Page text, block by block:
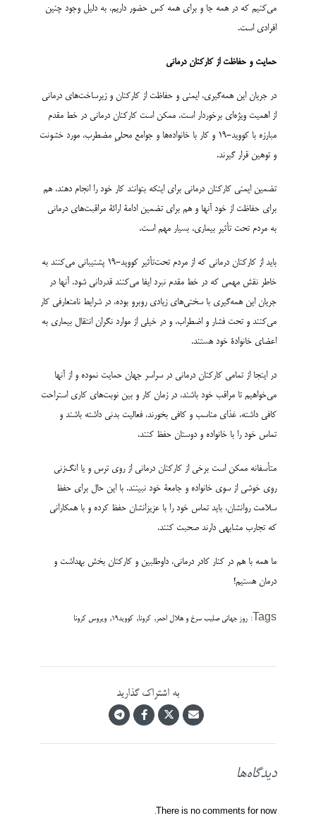
می‌کنیم که در همه جا و برای همه کس حضور داریم، به دلیل وجود چنین
افرادی است.
حمایت و حفاظت از کارکنان درمانی
در جریان این همه‌گیری، ایمنی و حفاظت از کارکنان و زیرساخت‌های درمانی
از اهمیت ویژه‌ای برخوردار است. ممکن است کارکنان درمانی در خط مقدم
مبارزه با کووید-19 و کار با خانواده‌ها و جوامع محلیِ مضطرب، مورد خشونت
و توهین قرار گیرند.
تضمین ایمنی کارکنان درمانی برای اینکه بتوانند کار خود را انجام دهند، هم
برای حفاظت از خود آنها و هم برای تضمین ادامۀ ارائۀ مراقبت‌های درمانی
به مردم تحت تأثیر بیماری، بسیار مهم است.
باید از کارکنان درمانی که از مردم تحت‌تأثیر کووید-19 پشتیبانی می‌کنند به
خاطر نقش مهمی که در خط مقدم نبرد ایفا می‌کنند قدردانی شود. آنها در
جریان این همه‌گیری با سختی‌های زیادی روبرو بوده، در شرایط نامتعارفی کار
می‌کنند و تحت فشار و اضطراب، و در خیلی از موارد نگران انتقال بیماری به
اعضای خانوادۀ خود هستند.
در اینجا از تمامی کارکنان درمانی در سراسر جهان حمایت نموده و از آنها
می‌خواهیم تا مراقب خود باشند، در زمان کار و بین نوبت‌های کاری استراحت
کافی داشته، غذای مناسب و کافی بخورند، فعالیت بدنی داشته باشند و
تماس خود را با خانواده و دوستان حفظ کنند.
متأسفانه ممکن است برخی از کارکنان درمانی از روی ترس و یا انگ‌زنی
روی خوشی از سوی خانواده و جامعۀ خود نبینند. با این حال برای حفظ
سلامت روانشان، باید تماس خود را با عزیزانشان حفظ کرده و با همکارانی
که تجارب مشابهی دارند صحبت کنند.
ما همه با هم در کنار کادر درمانی، داوطلبین و کارکنان بخش بهداشت و
درمان هستیم!
Tags: روز جهانی صلیب سرخ و هلال احمر, کرونا, کووید19 , ویروس کرونا
به اشتراک گذارید
دیدگاه‌ها
There is no comments for now.